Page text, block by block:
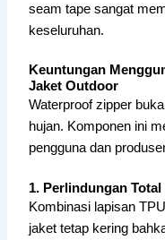
seam tape sangat
keseluruhan.
Keuntungan
Jaket Outdoor
Waterproof zipper
hujan. Komponen ini
pengguna dan
1. Perlindungan
Kombinasi lapisan
jaket tetap kering